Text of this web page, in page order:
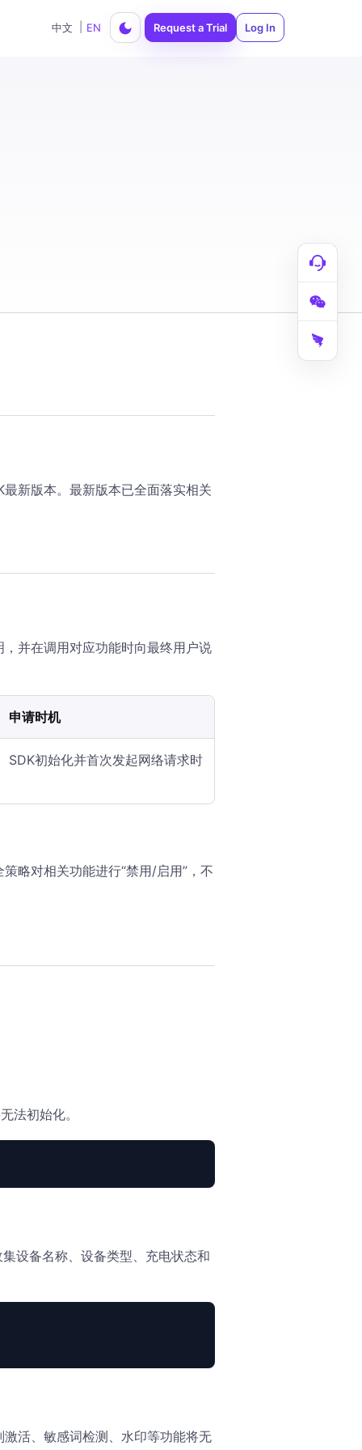
中文 EN Request a Trial Log In
新版本。最新版本已全面落实相关
并在调用对应功能时向最终用户说
申请时机
SDK初始化并首次发起网络请求时
略对相关功能进行“禁用/启用”，不
法初始化。
设备名称、设备类型、充电状态和
活、敏感词检测、水印等功能将无